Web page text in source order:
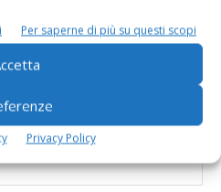
Per saperne di più su questi scopi
Privacy Policy